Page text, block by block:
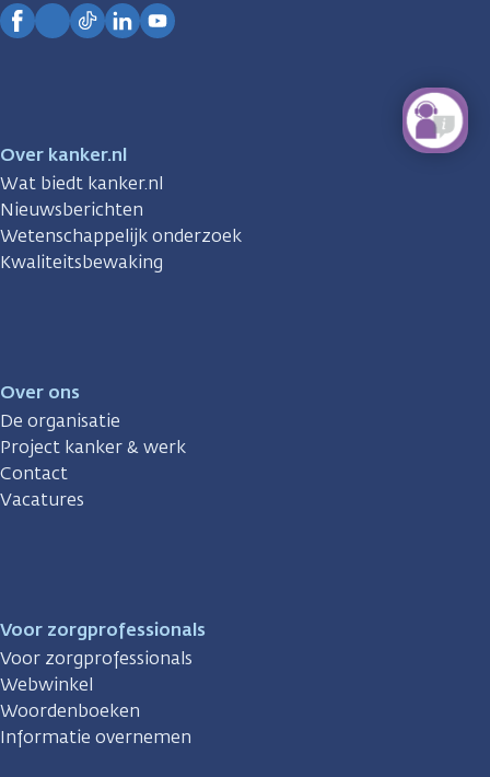
Over kanker.nl
Wat biedt kanker.nl
Nieuwsberichten
Wetenschappelijk onderzoek
Kwaliteitsbewaking
Over ons
De organisatie
Project kanker & werk
Contact
Vacatures
Voor zorgprofessionals
Voor zorgprofessionals
Webwinkel
Woordenboeken
Informatie overnemen